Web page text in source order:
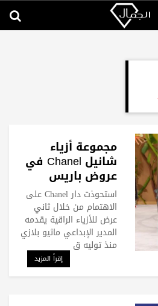
مجموعة أزياء
شانيل Chanel في
عروض باريس
للأزياء الراقية استحوذت دار Chanel على
الاهتمام من خلال ثاني
عرض للأزياء الراقية يقدمه
المدير الإبداعي ماثيو بلازي
منذ توليه ق
إقرأ المزيد